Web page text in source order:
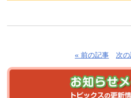
« 前の記事 次